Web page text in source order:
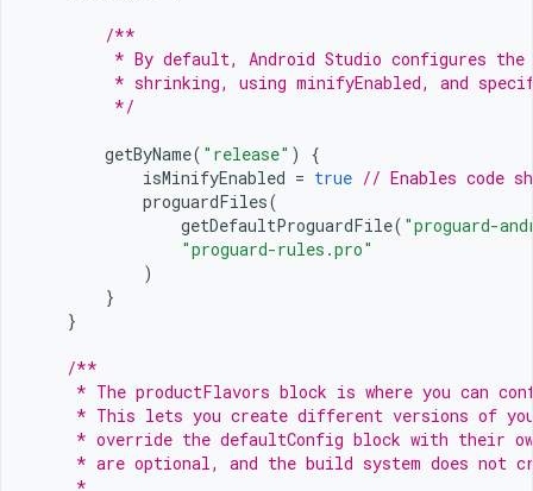
/**
* By default, Android Studio configures
* shrinking, using minifyEnabled, and
         */
getByName( "release" )
{
isMinifyEnabled = true // Enables code
proguardFiles(
getDefaultProguardFile( "proguard-
"proguard-rules.pro"
)
}
}
/**
* The productFlavors block is where you can
* This lets you create different versions of
* override the defaultConfig block with their
* are optional, and the build system does not
     *